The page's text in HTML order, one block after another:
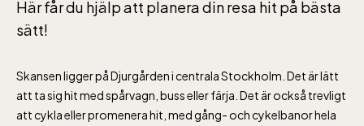
Här får du hjälp att planera din resa hit på bästa
sätt!
Skansen ligger på Djurgården i centrala Stockholm. Det är lätt
att ta sig hit med spårvagn, buss eller färja. Det är också trevligt
att cykla eller promenera hit, med gång- och cykelbanor hela